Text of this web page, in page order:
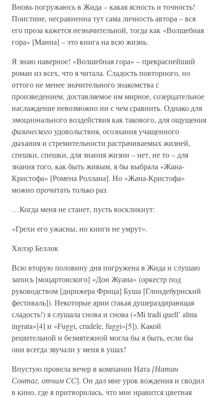
Вновь погружаюсь в Жида – какая ясность и точность!
Поистине, несравненна тут сама личность автора – вся
его проза кажется незначительной, тогда как «Волшебная
гора» [Манна] – это книга на всю жизнь.
Я знаю наверное! «Волшебная гора» – прекраснейший
роман из всех, что я читала. Сладость повторного, но
оттого не менее значительного знакомства с
произведением, доставляемое им мирное, созерцательное
наслаждение невозможно ни с чем сравнить. Однако для
эмоционального воздействия как такового, для ощущения
физическогоудовольствия, осознания учащенного
дыхания и стремительности растрачиваемых жизней,
спешки, спешки, для знания жизни – нет, не то – для
знания того, как быть живым, я бы выбрала «Жана-
Кристофа» [Ромена Роллана]. Но «Жана-Кристофа»
можно прочитать только раз.
…Когда меня не станет, пусть воскликнут:
«Грехи его ужасны, но книги не умрут».
Хилэр Беллок
Всю вторую половину дня погружена в Жида и слушаю
запись [моцартовского] «Дон Жуана» (оркестр под
руководством [дирижера Фрица] Буша [Глиндебурнский
фестиваль]). Некоторые арии (такая душераздирающая
сладость!) я слушала снова и снова («Mi tradi quell’ alma
ingrata»[4] и «Fuggi, crudele, fuggi»[5]). Какой
решительной и безмятежной могла бы я быть, если бы
они всегда звучали у меня в ушах!
Впустую провела вечер в компании Ната [Натан
Сонтаг, отчим СС]. Он дал мне урок вождения и сводил
в кино, где я притворилась, что мне нравится цветная